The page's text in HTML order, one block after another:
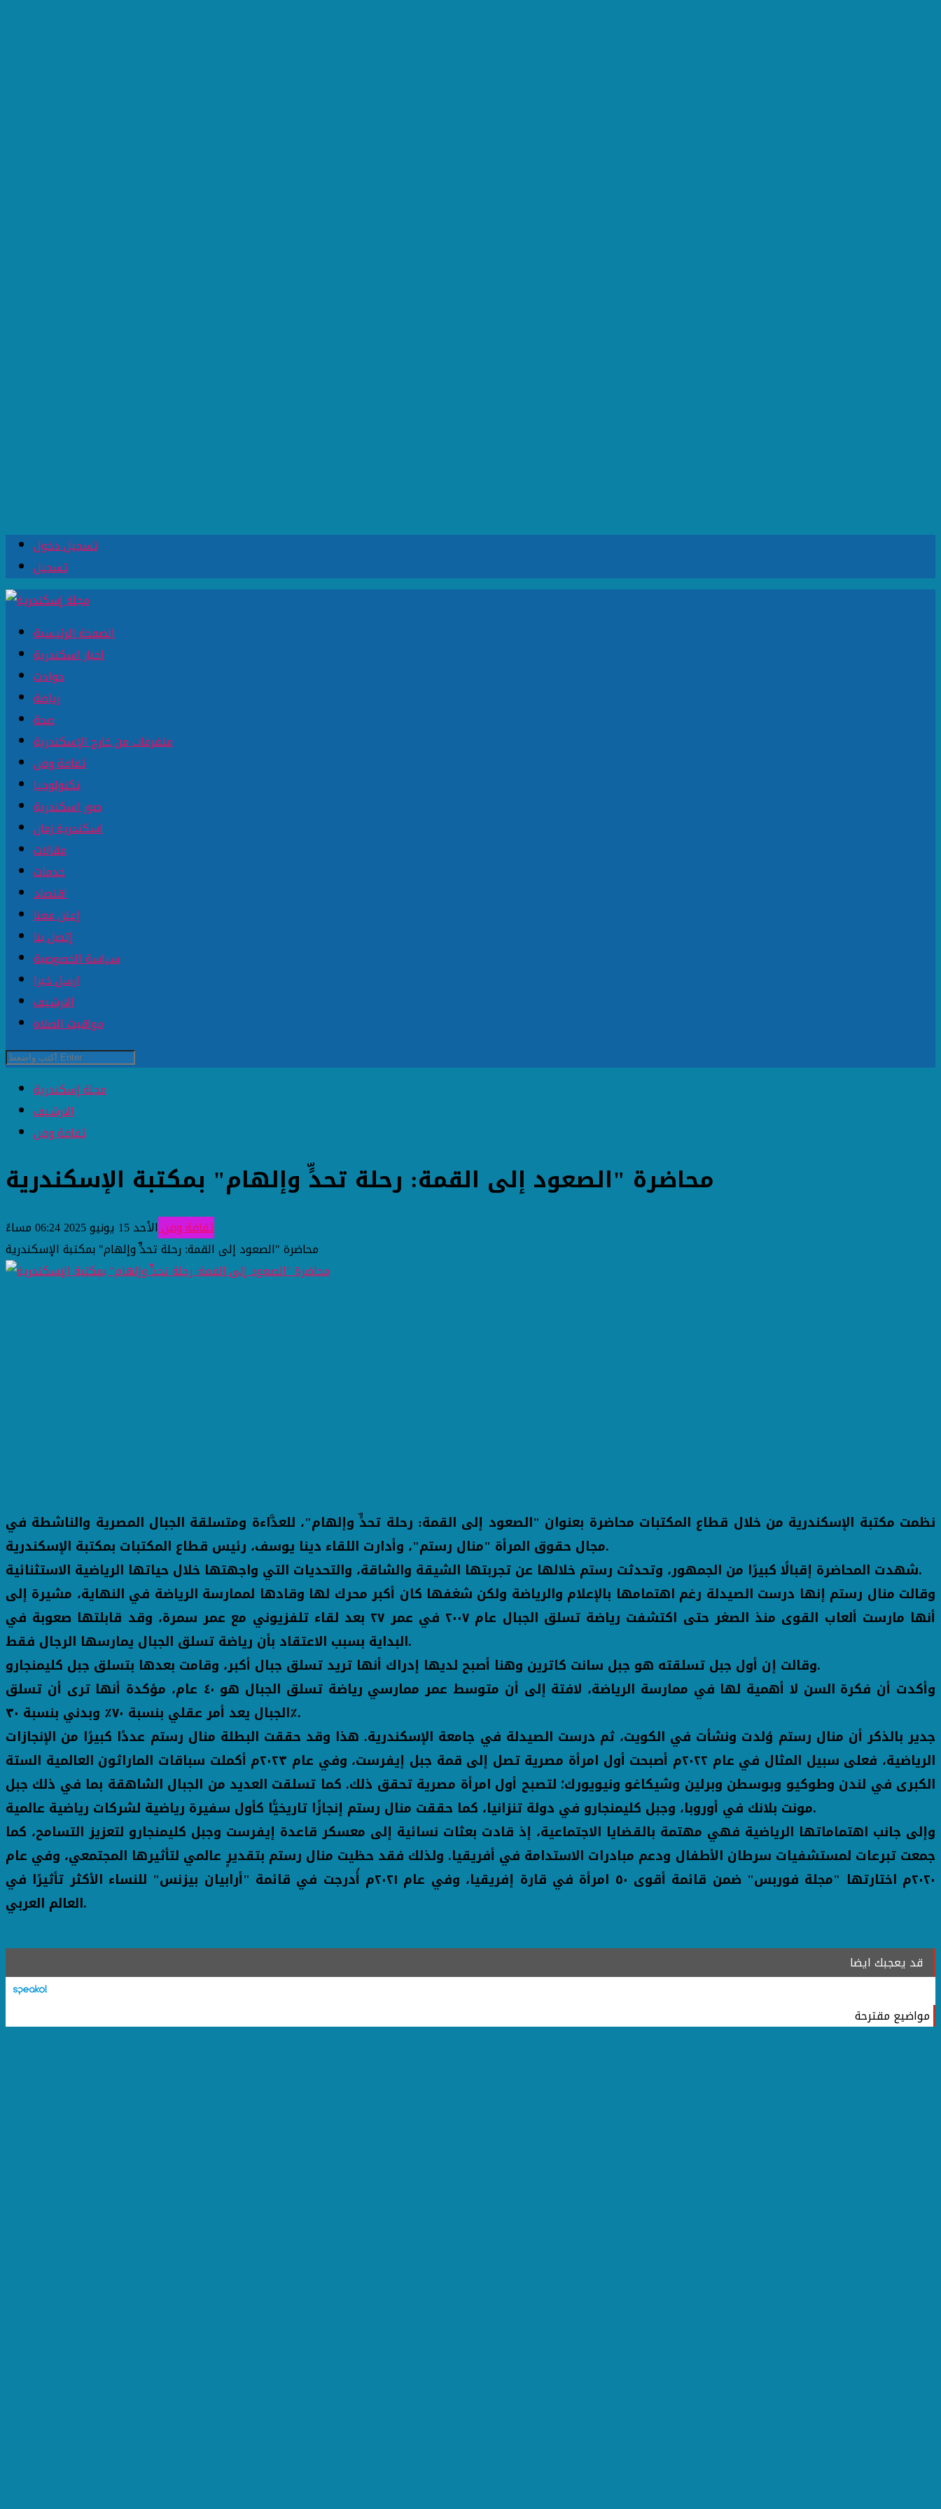
تسجيل دخول
تسجيل
الصفحة الرئيسية
اخبار اسكندرية
حوادث
رياضة
صحة
متفرقات من خارج الإسكندرية
ثقافة وفن
تكنولوجيا
صور اسكندرية
اسكندرية زمان
مقالات
خدمات
اقتصاد
إعلن معنا
إتصل بنا
سياسة الخصوصية
ارسل خبرا
الارشيف
مواقيت الصلاة
مجلة إسكندرية
الارشيف
ثقافة وفن
محاضرة "الصعود إلى القمة: رحلة تحدٍّ وإلهام" بمكتبة الإسكندرية
ثقافة وفنالأحد 15 يونيو 2025 06:24 مساءً
محاضرة "الصعود إلى القمة: رحلة تحدٍّ وإلهام" بمكتبة الإسكندرية
نظمت مكتبة الإسكندرية من خلال قطاع المكتبات محاضرة بعنوان "الصعود إلى القمة: رحلة تحدٍّ وإلهام"، للعدَّاءة ومتسلقة الجبال المصرية والناشطة في
مجال حقوق المرأة "منال رستم"، وأدارت اللقاء دينا يوسف، رئيس قطاع المكتبات بمكتبة الإسكندرية.
شهدت المحاضرة إقبالًا كبيرًا من الجمهور، وتحدثت رستم خلالها عن تجربتها الشيقة والشاقة، والتحديات التي واجهتها خلال حياتها الرياضية الاستثنائية.
وقالت منال رستم إنها درست الصيدلة رغم اهتمامها بالإعلام والرياضة ولكن شغفها كان أكبر محرك لها وقادها لممارسة الرياضة في النهاية، مشيرة إلى
أنها مارست ألعاب القوى منذ الصغر حتى اكتشفت رياضة تسلق الجبال عام ٢٠٠٧ في عمر ٢٧ بعد لقاء تلفزيوني مع عمر سمرة، وقد قابلتها صعوبة في
البداية بسبب الاعتقاد بأن رياضة تسلق الجبال يمارسها الرجال فقط.
وقالت إن أول جبل تسلقته هو جبل سانت كاترين وهنا أصبح لديها إدراك أنها تريد تسلق جبال أكبر، وقامت بعدها بتسلق جبل كليمنجارو.
وأكدت أن فكرة السن لا أهمية لها في ممارسة الرياضة، لافتة إلى أن متوسط عمر ممارسي رياضة تسلق الجبال هو ٤٠ عام، مؤكدة أنها ترى أن تسلق
الجبال يعد أمر عقلي بنسبة ٧٠٪ وبدني بنسبة ٣٠٪.
جدير بالذكر أن منال رستم وُلدت ونشأت في الكويت، ثم درست الصيدلة في جامعة الإسكندرية. هذا وقد حققت البطلة منال رستم عددًا كبيرًا من الإنجازات
الرياضية، فعلى سبيل المثال في عام ٢٠٢٢م أصبحت أول امرأة مصرية تصل إلى قمة جبل إيفرست، وفي عام ٢٠٢٣م أكملت سباقات الماراثون العالمية الستة
الكبرى في لندن وطوكيو وبوسطن وبرلين وشيكاغو ونيويورك؛ لتصبح أول امرأة مصرية تحقق ذلك. كما تسلقت العديد من الجبال الشاهقة بما في ذلك جبل
مونت بلانك في أوروبا، وجبل كليمنجارو في دولة تنزانيا، كما حققت منال رستم إنجازًا تاريخيًّا كأول سفيرة رياضية لشركات رياضية عالمية.
وإلى جانب اهتماماتها الرياضية فهي مهتمة بالقضايا الاجتماعية، إذ قادت بعثات نسائية إلى معسكر قاعدة إيفرست وجبل كليمنجارو لتعزيز التسامح، كما
جمعت تبرعات لمستشفيات سرطان الأطفال ودعم مبادرات الاستدامة في أفريقيا. ولذلك فقد حظيت منال رستم بتقديرٍ عالمي لتأثيرها المجتمعي، وفي عام
٢٠٢٠م اختارتها "مجلة فوربس" ضمن قائمة أقوى ٥٠ امرأة في قارة إفريقيا، وفي عام ٢٠٢١م أُدرجت في قائمة "أرابيان بيزنس" للنساء الأكثر تأثيرًا في
العالم العربي.
قد يعجبك ايضا
مواضيع مقترحة